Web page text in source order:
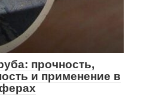
прочность,
и применение в